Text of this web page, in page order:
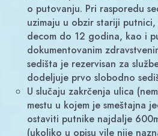
o putovanju. Pri rasporedu
uzimaju u obzir stariji
decom do 12 godina, kao i
dokumentovanim
sedišta je rezervisan za
dodeljuje prvo slobodno
U slučaju zakrčenja ulica (nemogućnosti prolaska) u
mestu u kojem je smeštajna
ostaviti putnike najdalje
(ukoliko u opisu vile nije